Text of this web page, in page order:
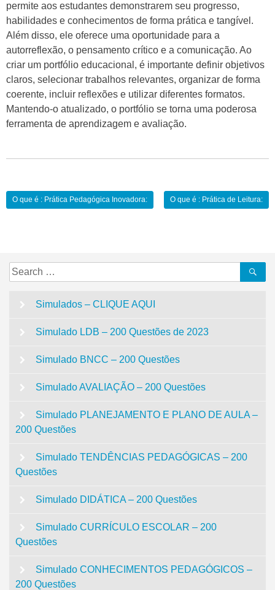
permite aos estudantes demonstrarem seu progresso,
habilidades e conhecimentos de forma prática e tangível.
Além disso, ele oferece uma oportunidade para a
autorreflexão, o pensamento crítico e a comunicação. Ao
criar um portfólio educacional, é importante definir objetivos
claros, selecionar trabalhos relevantes, organizar de forma
coerente, incluir reflexões e utilizar diferentes formatos.
Mantendo-o atualizado, o portfólio se torna uma poderosa
ferramenta de aprendizagem e avaliação.
Navegação
O que é : Prática Pedagógica Inovadora: O que é : Prática de Leitura:
Search
for:
Simulados – CLIQUE AQUI
Simulado LDB – 200 Questões de 2023
Simulado BNCC – 200 Questões
Simulado AVALIAÇÃO – 200 Questões
Simulado PLANEJAMENTO E PLANO DE AULA –
200 Questões
Simulado TENDÊNCIAS PEDAGÓGICAS – 200
Questões
Simulado DIDÁTICA – 200 Questões
Simulado CURRÍCULO ESCOLAR – 200
Questões
Simulado CONHECIMENTOS PEDAGÓGICOS –
200 Questões